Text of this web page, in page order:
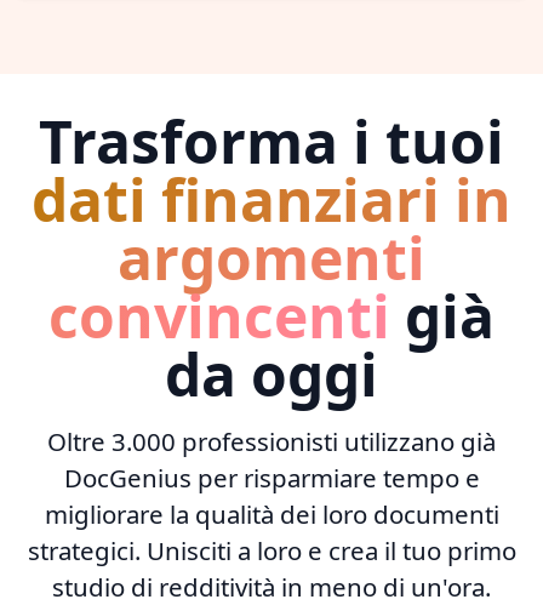
Trasforma i tuoi
dati finanziari in
argomenti
convincenti già
da oggi
Oltre 3.000 professionisti utilizzano già
DocGenius per risparmiare tempo e
migliorare la qualità dei loro documenti
strategici. Unisciti a loro e crea il tuo primo
studio di redditività in meno di un'ora.